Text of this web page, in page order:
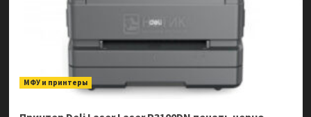
МФУ и принтеры